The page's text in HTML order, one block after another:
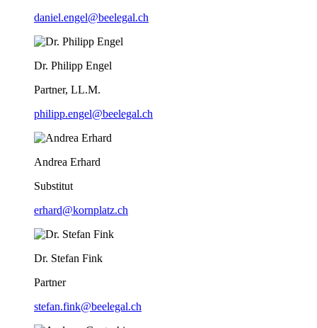
daniel.engel@beelegal.ch
Dr. Philipp Engel
Partner, LL.M.
philipp.engel@beelegal.ch
Andrea Erhard
Substitut
erhard@kornplatz.ch
Dr. Stefan Fink
Partner
stefan.fink@beelegal.ch